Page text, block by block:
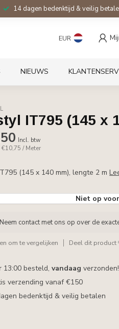
14 dagen bedenktijd & veilig
EUR
NIEUWS
IT795 (145 x
Incl. btw
/ Meter
(145 x 140 mm), lengte 2 m
Niet op
Neem contact met ons op over de
om te vergelijken Deel dit product
13:00 besteld,vandaag verzonden!
verzending vanaf €150
bedenktijd & veilig betalen